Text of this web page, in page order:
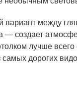
между
— создает
лучше всего
дорогих